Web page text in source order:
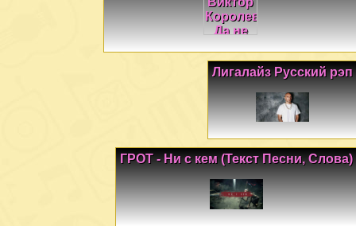
Лигалайз Русский рэп
ГРОТ - Ни с кем (Текст Песни, Слова)